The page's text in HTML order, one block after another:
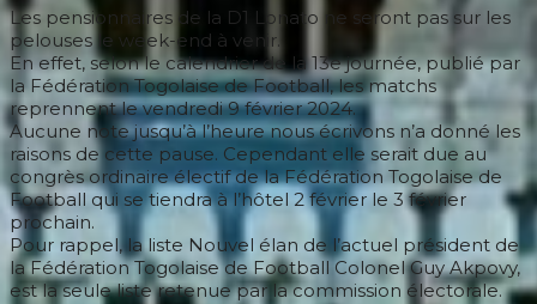
Les pensionnaires de la D1 Lonato ne seront pas sur les
pelouses le week-end à venir.
En effet, selon le calendrier de la 13e journée, publié par
la Fédération Togolaise de Football, les matchs
reprennent le vendredi 9 février 2024.
Aucune note jusqu’à l’heure nous écrivons n’a donné les
raisons de cette pause. Cependant elle serait due au
congrès ordinaire électif de la Fédération Togolaise de
Football qui se tiendra à l’hôtel 2 février le 3 février
prochain.
Pour rappel, la liste Nouvel élan de l’actuel président de
la Fédération Togolaise de Football Colonel Guy Akpovy,
est la seule liste retenue par la commission électorale.